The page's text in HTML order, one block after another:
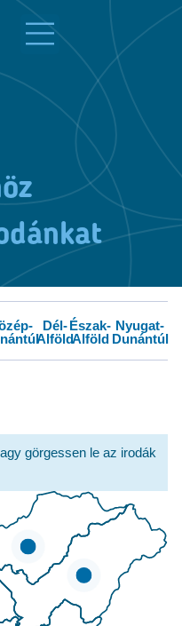
Dél-
Alföld
Észak-
Alföld
Nyugat-
Dunántúl
görgessen le az irodák